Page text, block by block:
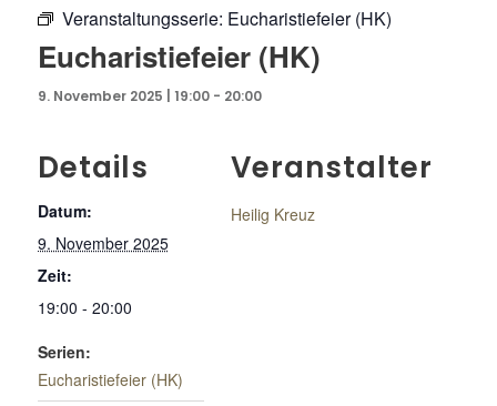
Veranstaltungsserie: Eucharistiefeier (HK)
Eucharistiefeier (HK)
9. November 2025 | 19:00- 20:00
Details
Datum:
9. November 2025
Zeit:
19:00 - 20:00
Serien:
Eucharistiefeier (HK)
Veranstalter
Heilig Kreuz